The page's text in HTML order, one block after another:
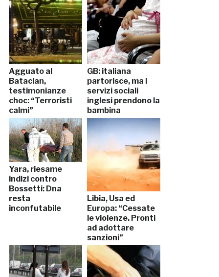
Agguato al
Bataclan,
testimonianze
choc: “Terroristi
calmi”
GB: italiana
partorisce, ma i
servizi sociali
inglesi prendono la
bambina
Yara, riesame
indizi contro
Bossetti: Dna
resta
inconfutabile
Libia, Usa ed
Europa: “Cessate
le violenze. Pronti
ad adottare
sanzioni”